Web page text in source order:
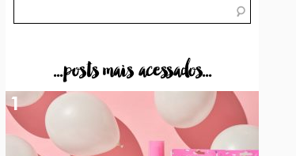
...posts mais acessados...
1